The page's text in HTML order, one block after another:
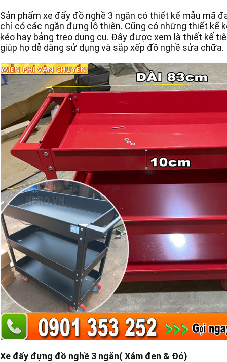
Sản phẩm xe đẩy đồ nghề 3 ngăn có thiết kế mẫu mã
chỉ có các ngăn đựng lộ thiên. Cũng có những thiết kế
kéo hay bảng treo dụng cụ. Đây được xem là thiết kế
giúp họ dễ dàng sử dụng và sắp xếp đồ nghề sửa chữa.
Xe đẩy đựng đồ nghề 3 ngăn( Xám đen & Đỏ)